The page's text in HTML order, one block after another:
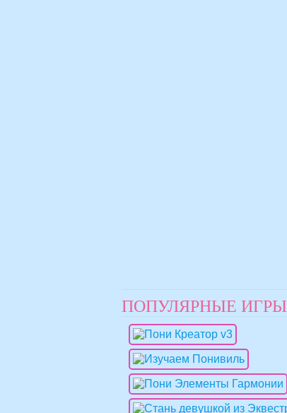
ПОПУЛЯРНЫЕ ИГРЫ